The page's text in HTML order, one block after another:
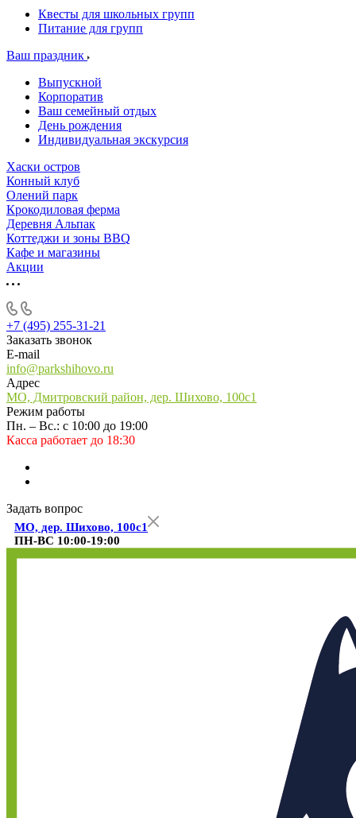
Квесты для школьных групп
Питание для групп
Ваш праздник
Выпускной
Корпоратив
Ваш семейный отдых
День рождения
Индивидуальная экскурсия
Хаски остров
Конный клуб
Олений парк
Крокодиловая ферма
Деревня Альпак
Коттеджи и зоны BBQ
Кафе и магазины
Акции
+7 (495) 255-31-21
Заказать звонок
E-mail
info@parkshihovo.ru
Адрес
МО, Дмитровский район, дер. Шихово, 100с1
Режим работы
Пн. – Вс.: с 10:00 до 19:00
Касса работает до 18:30
Задать вопрос
МО, дер. Шихово, 100с1
ПН-ВС 10:00-19:00